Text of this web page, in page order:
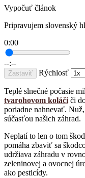
Vypočuť článok
Pripravujem slovenský
0:00
--:--
Zastaviť Rýchlosť
Teplé slnečné počasie
tvarohovom koláčiči
poriadne nahnevať.
súčasťou našich záhrad.
Neplatí to len o tom
pomáha zbaviť sa
udržiava záhradu v
zeleninovej a ovocnej
ako pesticídy.